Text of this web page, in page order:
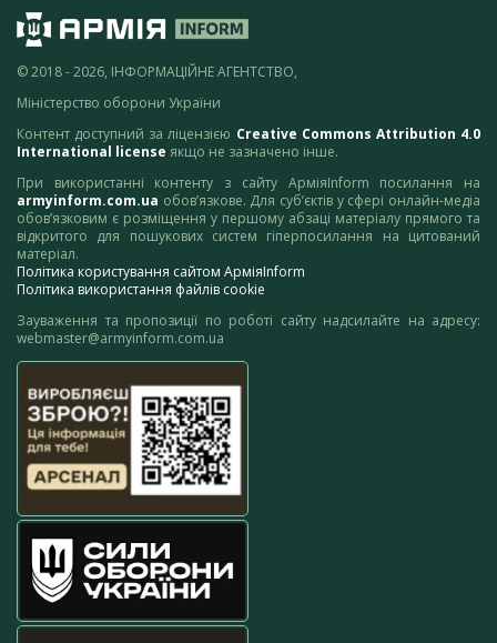
© 2018 - 2026, ІНФОРМАЦІЙНЕ АГЕНТСТВО,
Міністерство оборони України
Контент доступний за ліцензією Creative Commons Attribution 4.0
International license якщо не зазначено інше.
При використанні контенту з сайту АрміяInform посилання на
armyinform.com.ua обов’язкове. Для суб’єктів у сфері онлайн-медіа
обов’язковим є розміщення у першому абзаці матеріалу прямого та
відкритого для пошукових систем гіперпосилання на цитований
матеріал.
Політика користування сайтом АрміяInform
Політика використання файлів cookie
Зауваження та пропозиції по роботі сайту надсилайте на адресу:
webmaster@armyinform.com.ua